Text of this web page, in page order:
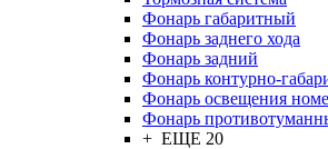
Фонарь габаритный
Фонарь заднего хода
Фонарь задний
Фонарь контурно-
Фонарь освещения
Фонарь
+ ЕЩЕ 20